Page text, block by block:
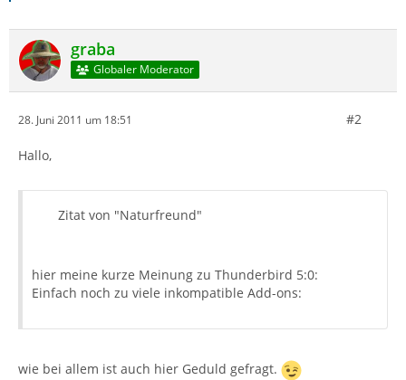
graba
Globaler Moderator
28. Juni 2011 um 18:51 #2
Hallo,
Zitat von "Naturfreund"
hier meine kurze Meinung zu Thunderbird 5:0:
Einfach noch zu viele inkompatible Add-ons:
wie bei allem ist auch hier Geduld gefragt.